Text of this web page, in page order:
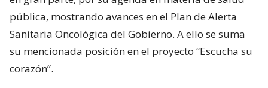
pública, mostrando avances en el Plan de Alerta
Sanitaria Oncológica del Gobierno. A ello se suma
su mencionada posición en el proyecto “Escucha su
corazón”.